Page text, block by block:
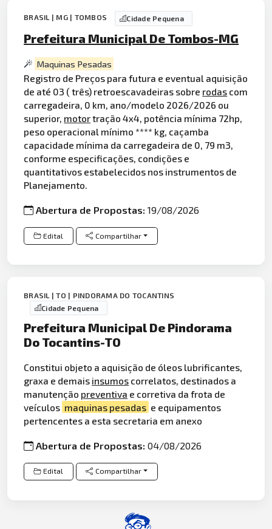
BRASIL | MG | TOMBOS Cidade Pequena
Prefeitura Municipal De Tombos-MG
Maquinas Pesadas
Registro de Preços para futura e eventual aquisição
de até 03 ( três) retroescavadeiras sobre rodas com
carregadeira, 0 km, ano/modelo 2026/2026 ou
superior, motortração 4x4, potência mínima 72hp,
peso operacional mínimo **** kg, caçamba
capacidade mínima da carregadeira de 0, 79 m3,
conforme especificações, condições e
quantitativos estabelecidos nos instrumentos de
Planejamento.
Abertura de Propostas:19/08/2026
Edital Compartilhar
BRASIL | TO | PINDORAMA DO TOCANTINS
Cidade Pequena
Prefeitura Municipal De Pindorama
Do Tocantins-TO
Constitui objeto a aquisição de óleos lubrificantes,
graxa e demais insumos correlatos, destinados a
manutenção preventiva e corretiva da frota de
veículos maquinas pesadas e equipamentos
pertencentes a esta secretaria em anexo
Abertura de Propostas:04/08/2026
Edital Compartilhar